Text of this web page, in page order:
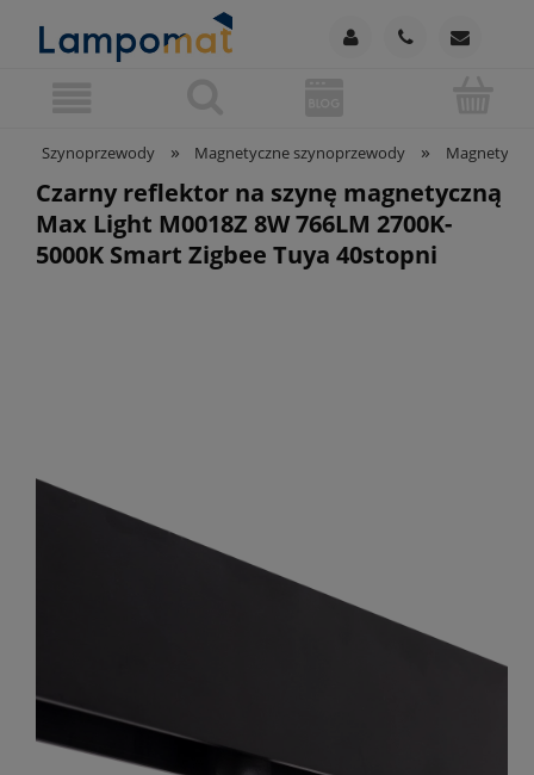
Szynoprzewody » Magnetyczne szynoprzewody »
Czarny reflektor na szynę magnetyczną
Max Light M0018Z 8W 766LM 2700K-
5000K Smart Zigbee Tuya 40stopni